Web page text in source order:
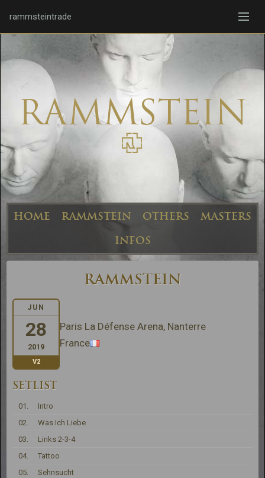
rammsteintrade
HOME RAMMSTEIN OTHERS
MASTERS
INFOS
RAMMSTEIN
JUN
28
2019
V2
Paris La Défense Arena, Nanterre
France
SETLIST
01.
Intro
02.
Was Ich Liebe
03.
Links 2-3-4
04.
Tattoo
05.
Sehnsucht